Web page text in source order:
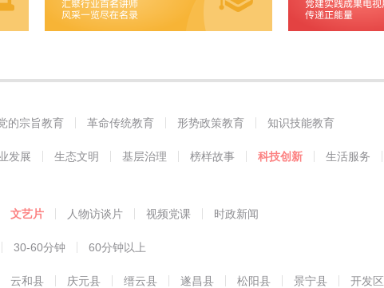
的宗旨教育 革命传统教育 形势政策教育 知识技能教育
发展 生态文明 基层治理 榜样故事 科技创新 生活服务
文艺片 人物访谈片 视频党课 时政新闻
30-60分钟 60分钟以上
云和县 庆元县 缙云县 遂昌县 松阳县 景宁县 开发区